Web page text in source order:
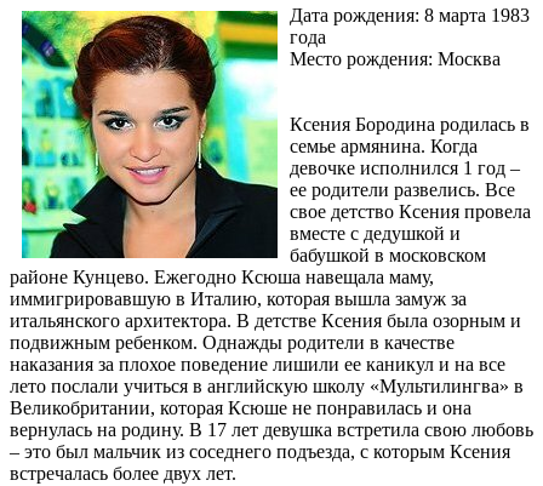
Дата рождения: 8 марта 1983
года
Место рождения: Москва
Ксения Бородина родилась в
семье армянина. Когда
девочке исполнился 1 год –
ее родители развелись. Все
свое детство Ксения провела
вместе с дедушкой и
бабушкой в московском
районе Кунцево. Ежегодно Ксюша навещала маму,
иммигрировавшую в Италию, которая вышла замуж за
итальянского архитектора. В детстве Ксения была озорным и
подвижным ребенком. Однажды родители в качестве
наказания за плохое поведение лишили ее каникул и на все
лето послали учиться в английскую школу «Мультилингва» в
Великобритании, которая Ксюше не понравилась и она
вернулась на родину. В 17 лет девушка встретила свою любовь
– это был мальчик из соседнего подъезда, с которым Ксения
встречалась более двух лет.